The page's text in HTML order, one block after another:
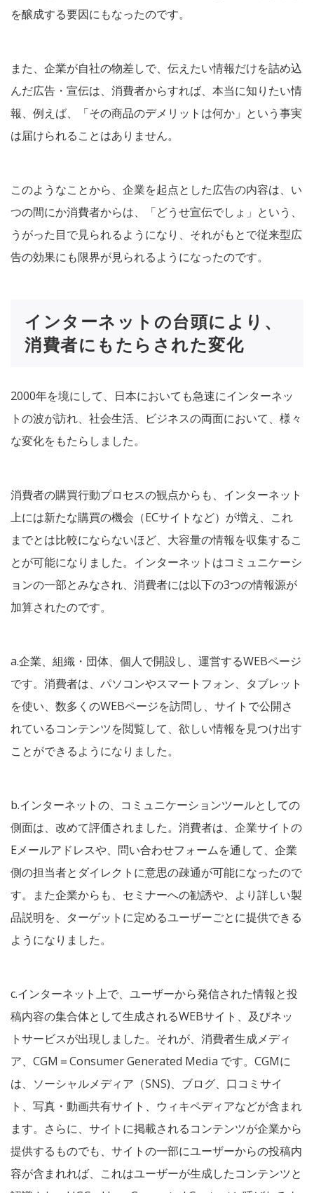
を醸成する要因にもなったのです。
また、企業が自社の物差しで、伝えたい情報だけを詰め込
んだ広告・宣伝は、消費者からすれば、本当に知りたい情
報、例えば、「その商品のデメリットは何か」という事実
は届けられることはありません。
このようなことから、企業を起点とした広告の内容は、い
つの間にか消費者からは、「どうせ宣伝でしょ」という、
うがった目で見られるようになり、それがもとで従来型広
告の効果にも限界が見られるようになったのです。
インターネットの台頭により、
消費者にもたらされた変化
2000年を境にして、日本においても急速にインターネッ
トの波が訪れ、社会生活、ビジネスの両面において、様々
な変化をもたらしました。
消費者の購買行動プロセスの観点からも、インターネット
上には新たな購買の機会（ECサイトなど）が増え、これ
までとは比較にならないほど、大容量の情報を収集するこ
とが可能になりました。インターネットはコミュニケーシ
ョンの一部とみなされ、消費者には以下の3つの情報源が
加算されたのです。
a.企業、組織・団体、個人で開設し、運営するWEBページ
です。消費者は、パソコンやスマートフォン、タブレット
を使い、数多くのWEBページを訪問し、サイトで公開さ
れているコンテンツを閲覧して、欲しい情報を見つけ出す
ことができるようになりました。
b.インターネットの、コミュニケーションツールとしての
側面は、改めて評価されました。消費者は、企業サイトの
Eメールアドレスや、問い合わせフォームを通して、企業
側の担当者とダイレクトに意思の疎通が可能になったので
す。また企業からも、セミナーへの勧誘や、より詳しい製
品説明を、ターゲットに定めるユーザーごとに提供できる
ようになりました。
c.インターネット上で、ユーザーから発信された情報と投
稿内容の集合体として生成されるWEBサイト、及びネッ
トサービスが出現しました。それが、消費者生成メディ
ア、CGM＝Consumer Generated Media です。CGMに
は、ソーシャルメディア（SNS)、ブログ、口コミサイ
ト、写真・動画共有サイト、ウィキペディアなどが含まれ
ます。さらに、サイトに掲載されるコンテンツが企業から
提供するものでも、サイトの一部にユーザーからの投稿内
容が含まれれば、これはユーザーが生成したコンテンツと